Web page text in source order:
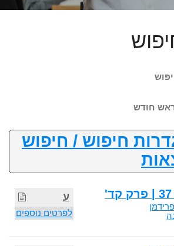
חודש
חיפוש / חיפוש
ע
לפרטים נוספים